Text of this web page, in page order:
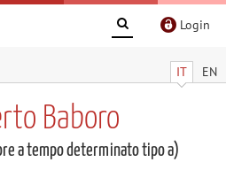
Login
IT EN
Baboro
a tempo determinato tipo a)